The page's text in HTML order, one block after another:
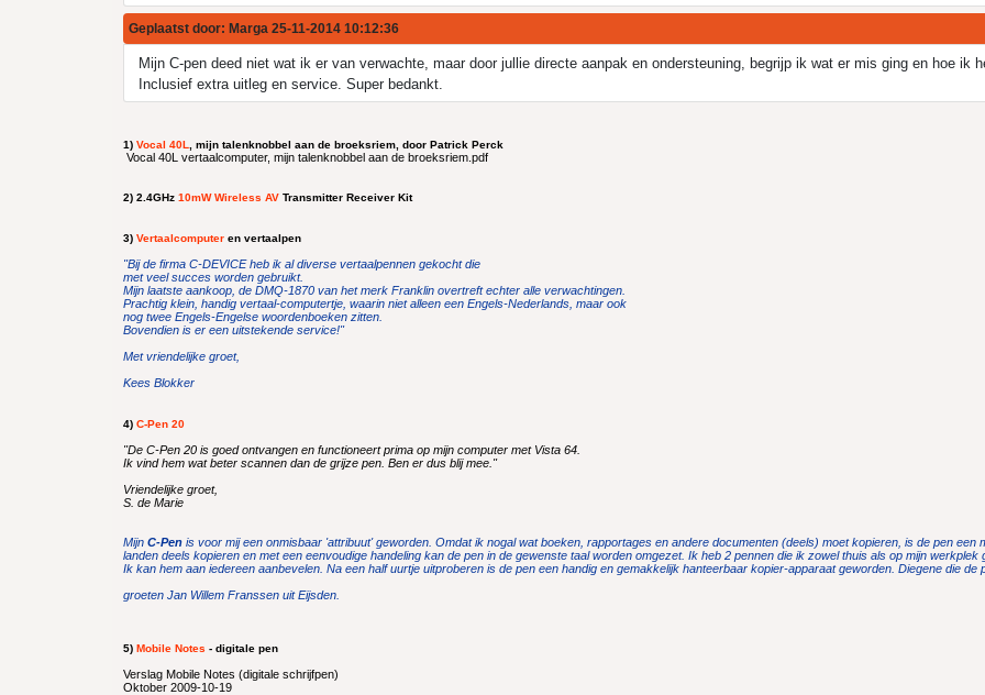
Geplaatst door: Marga 25-11-2014 10:12:36
Mijn C-pen deed niet wat ik er van verwachte, maar door jullie directe aanpak en ondersteuning, begrijp ik wat er mis ging en hoe ik
Inclusief extra uitleg en service. Super bedankt.
1)Vocal 40L , mijn talenknobbel aan de broeksriem, door Patrick Perck
Vocal 40L vertaalcomputer, mijn talenknobbel aan de broeksriem.pdf
2) 2.4GHz 10mW Wireless AVTransmitter Receiver Kit
3) Vertaalcomputeren vertaalpen
"Bij de firma C-DEVICE heb ik al diverse vertaalpennen gekocht die
met veel succes worden gebruikt.
Mijn laatste aankoop, de DMQ-1870 van het merk Franklin overtreft echter alle verwachtingen.
Prachtig klein, handig vertaal-computertje, waarin niet alleen een Engels-Nederlands, maar ook
nog twee Engels-Engelse woordenboeken zitten.
Bovendien is er een uitstekende service!"
Met vriendelijke groet,
Kees Blokker
4) C-Pen 20
"De C-Pen 20 is goed ontvangen en functioneert prima op mijn computer met Vista 64.
Ik vind hem wat beter scannen dan de grijze pen. Ben er dus blij mee."
Vriendelijke groet,
S. de Marie
Mijn C-Penis voor mij een onmisbaar 'attribuut' geworden. Omdat ik nogal wat boeken, rapportages en andere documenten (deels) moet kopieren, is de pen een
landen deels kopieren en met een eenvoudige handeling kan de pen in de gewenste taal worden omgezet. Ik heb 2 pennen die ik zowel thuis als op mijn werkplek
Ik kan hem aan iedereen aanbevelen. Na een half uurtje uitproberen is de pen een handig en gemakkelijk hanteerbaar kopier-apparaat geworden. Diegene die de
groeten Jan Willem Franssen uit Eijsden.
5) Mobile Notes - digitale pen
Verslag Mobile Notes (digitale schrijfpen)
Oktober 2009-10-19